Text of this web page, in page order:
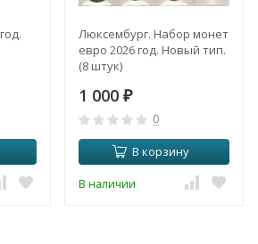
Люксембург. Набор монет
евро 2026 год. Новый тип.
(8 штук)
1 000 ₽
0
В корзину
В наличии